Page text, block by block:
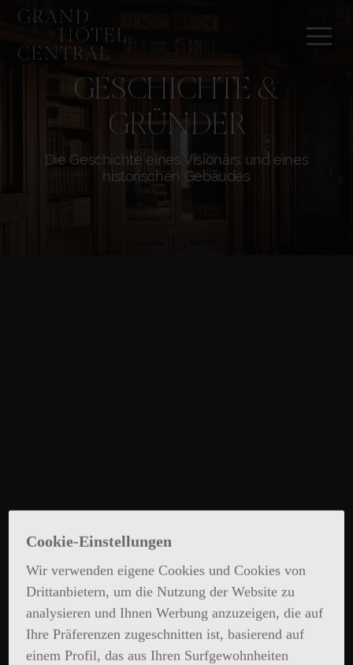
GESCHICHTE &
GRÜNDER
Die Geschichte eines Visionärs und eines
historischen Gebäudes
Cookie-Einstellungen
Wir verwenden eigene Cookies und Cookies von
Drittanbietern, um die Nutzung der Website zu
analysieren und Ihnen Werbung anzuzeigen, die auf
Ihre Präferenzen zugeschnitten ist, basierend auf
einem Profil, das aus Ihren Surfgewohnheiten